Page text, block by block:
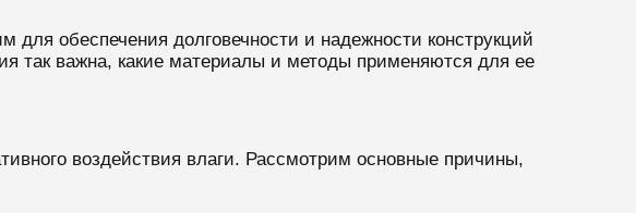
для обеспечения долговечности и надежности конструкций
так важна, какие материалы и методы применяются для ее
воздействия влаги. Рассмотрим основные причины,